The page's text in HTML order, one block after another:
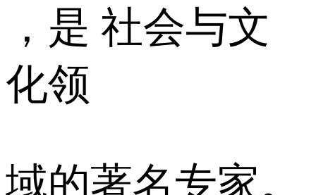
，是 社会与文
化领
域的著名专家。